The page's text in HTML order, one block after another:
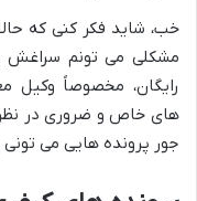
خب، شاید فکر کنی که
مشکلی می تونم سراغش
رایگان، مخصوصاً وکیل
های خاص و ضروری در نظر
جور پرونده هایی می